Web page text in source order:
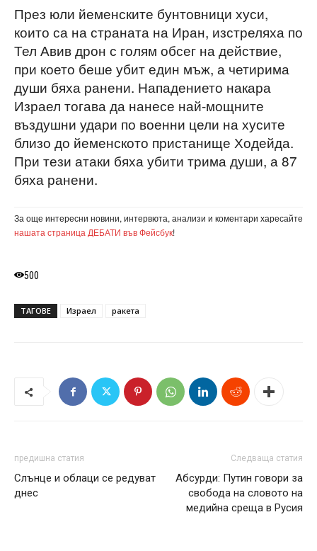
През юли йеменските бунтовници хуси,
които са на страната на Иран, изстреляха по
Тел Авив дрон с голям обсег на действие,
при което беше убит един мъж, а четирима
души бяха ранени. Нападението накара
Израел тогава да нанесе най-мощните
въздушни удари по военни цели на хусите
близо до йеменското пристанище Ходейда.
При тези атаки бяха убити трима души, а 87
бяха ранени.
За още интересни новини, интервюта, анализи и коментари харесайте
нашата страница ДЕБАТИ във Фейсбук!
500
ТАГОВЕ Израел ракета
предишна статия
Слънце и облаци се редуват
днес
Следваща статия
Абсурди: Путин говори за
свобода на словото на
медийна среща в Русия